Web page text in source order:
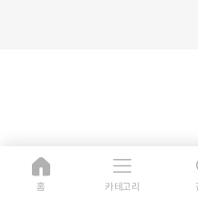
홈 카테고리